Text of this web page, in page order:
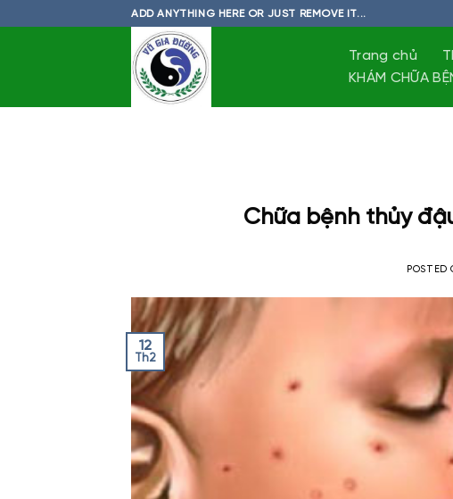
ADD ANYTHING HERE OR JUST REMOVE IT...
Trang chủ
KHÁM CHỮA
Chữa bệnh thủy
POSTED
12
Th2